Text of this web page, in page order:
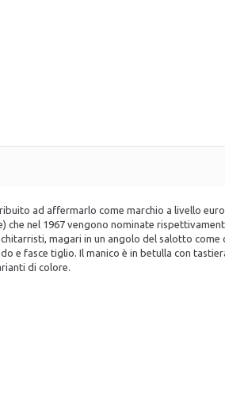
ad affermarlo come marchio a livello
nel 1967 vengono nominate
magari in un angolo del salotto come
e fasce tiglio. Il manico è in betulla con
di colore.